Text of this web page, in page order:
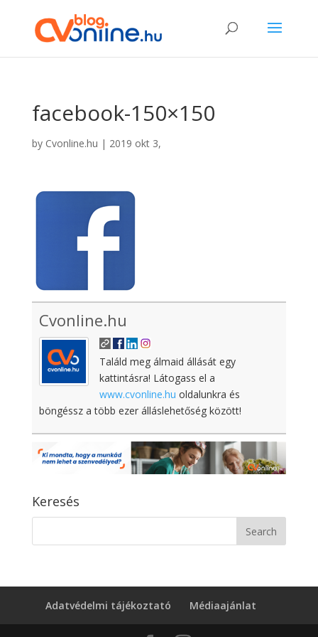
facebook-150×150
by Cvonline.hu | 2019 okt 3,
Cvonline.hu
Találd meg álmaid állását egy
kattintásra! Látogass el a
www.cvonline.hu oldalunkra és
böngéssz a több ezer álláslehetőség között!
Keresés
Adatvédelmi tájékoztató Médiaajánlat